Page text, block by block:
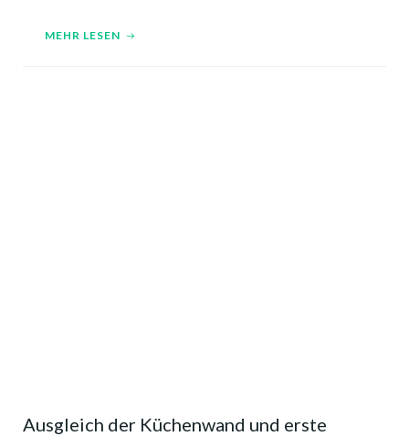
MEHR LESEN
Ausgleich der Küchenwand und erste